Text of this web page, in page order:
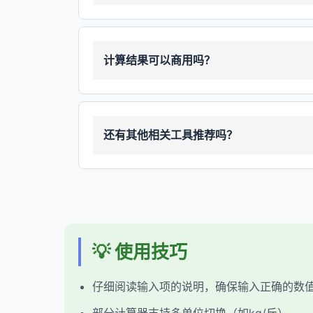
计算结果可以商用吗？
还有其他相关工具推荐吗？
💡 使用技巧
仔细阅读输入项的说明，确保输入正确的数